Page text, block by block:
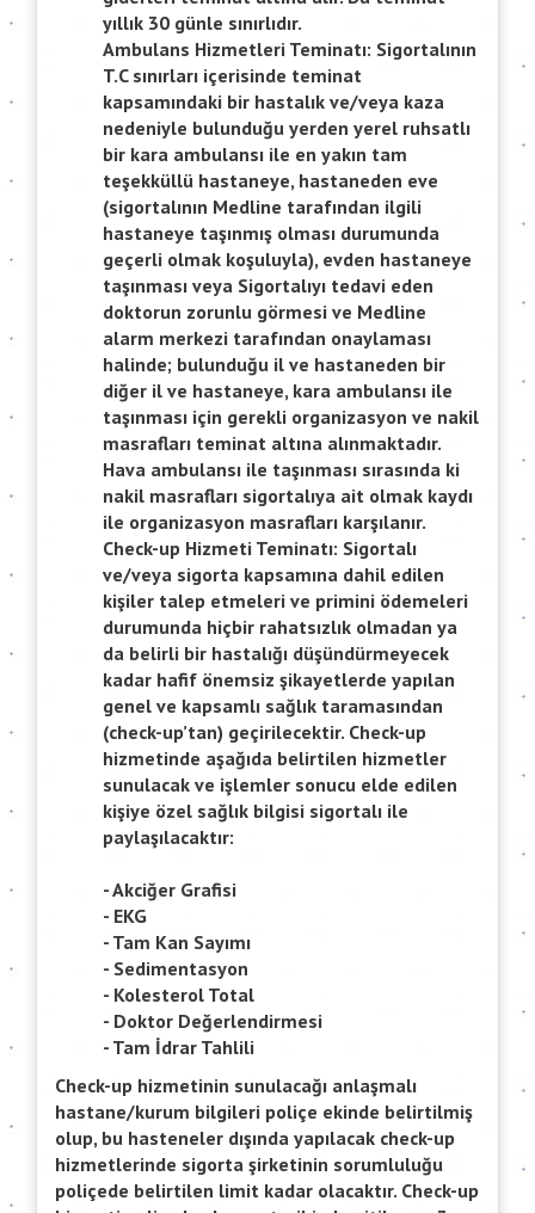
yıllık 30 günle sınırlıdır.
Ambulans Hizmetleri Teminatı: Sigortalının
T.C sınırları içerisinde teminat
kapsamındaki bir hastalık ve/veya kaza
nedeniyle bulunduğu yerden yerel ruhsatlı
bir kara ambulansı ile en yakın tam
teşekküllü hastaneye, hastaneden eve
(sigortalının Medline tarafından ilgili
hastaneye taşınmış olması durumunda
geçerli olmak koşuluyla), evden hastaneye
taşınması veya Sigortalıyı tedavi eden
doktorun zorunlu görmesi ve Medline
alarm merkezi tarafından onaylaması
halinde; bulunduğu il ve hastaneden bir
diğer il ve hastaneye, kara ambulansı ile
taşınması için gerekli organizasyon ve nakil
masrafları teminat altına alınmaktadır.
Hava ambulansı ile taşınması sırasında ki
nakil masrafları sigortalıya ait olmak kaydı
ile organizasyon masrafları karşılanır.
Check-up Hizmeti Teminatı: Sigortalı
ve/veya sigorta kapsamına dahil edilen
kişiler talep etmeleri ve primini ödemeleri
durumunda hiçbir rahatsızlık olmadan ya
da belirli bir hastalığı düşündürmeyecek
kadar hafif önemsiz şikayetlerde yapılan
genel ve kapsamlı sağlık taramasından
(check-up’tan) geçirilecektir. Check-up
hizmetinde aşağıda belirtilen hizmetler
sunulacak ve işlemler sonucu elde edilen
kişiye özel sağlık bilgisi sigortalı ile
paylaşılacaktır:
- Akciğer Grafisi
- EKG
- Tam Kan Sayımı
- Sedimentasyon
- Kolesterol Total
- Doktor Değerlendirmesi
- Tam İdrar Tahlili
Check-up hizmetinin sunulacağı anlaşmalı
hastane/kurum bilgileri poliçe ekinde belirtilmiş
olup, bu hasteneler dışında yapılacak check-up
hizmetlerinde sigorta şirketinin sorumluluğu
poliçede belirtilen limit kadar olacaktır. Check-up